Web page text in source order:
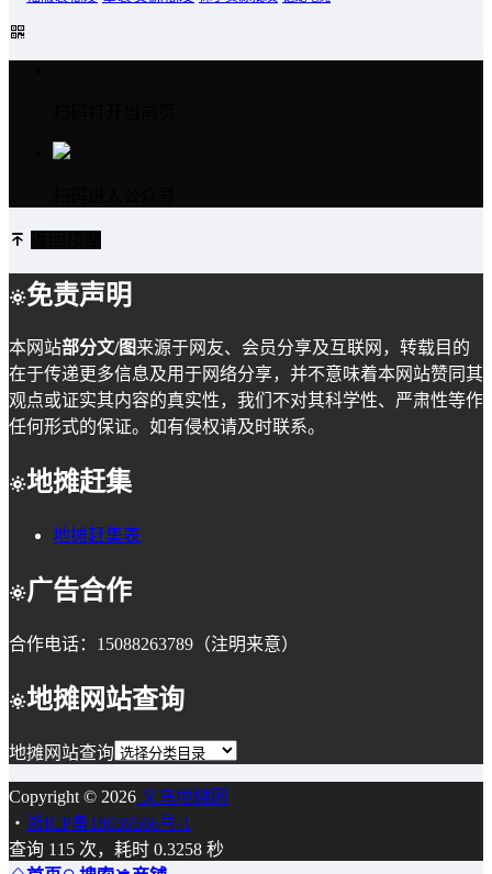
免责声明
本网站部分文/图来源于网友、会员分享及互联网，转载目的
在于传递更多信息及用于网络分享，并不意味着本网站赞同其
观点或证实其内容的真实性，我们不对其科学性、严肃性等作
任何形式的保证。如有侵权请及时联系。
地摊赶集
地摊赶集表
广告合作
合作电话：15088263789（注明来意）
地摊网站查询
地摊网站查询
Copyright © 2026 义乌地摊网
・ 浙ICP备18039566号-1
查询 115 次，耗时 0.3258 秒